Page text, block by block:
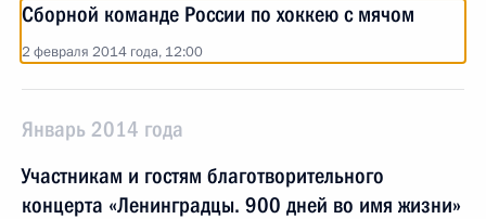
Сборной команде России по хоккею с мячом
2 февраля 2014 года, 12:00
Январь 2014 года
Участникам и гостям благотворительного
концерта «Ленинградцы. 900 дней во имя жизни»